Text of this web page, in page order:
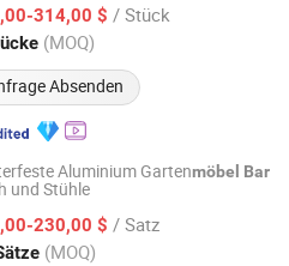
314,00 $ / Stück
(MOQ)
Absenden
Seit 2015
Aluminium Gartenmöbel Bar
und Stühle
230,00 $ / Satz
(MOQ)
Ltd.
Seit 2020